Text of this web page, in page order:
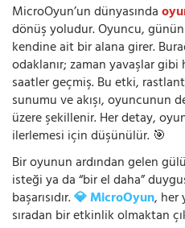
MicroOyun’un dünyasında
dönüş yoludur. Oyuncu,
kendine ait bir alana girer.
odaklanır; zaman yavaşlar gibi
saatler geçmiş. Bu etki,
sunumu ve akışı, oyuncunun
üzere şekillenir. Her detay,
ilerlemesi için düşünülür. 🎯
Bir oyunun ardından gelen
isteği ya da “bir el daha”
başarısıdır.💎 MicroOyun, her
sıradan bir etkinlik olmaktan